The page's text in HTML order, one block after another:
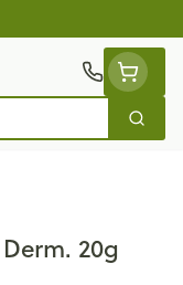
Zoek
20g